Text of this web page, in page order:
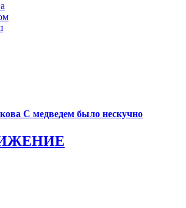
С медведем было нескучно